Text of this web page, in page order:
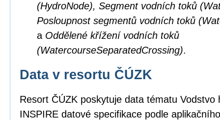
(HydroNode), Segment vodních toků
Posloupnost segmentů vodních toků
a Oddělené křížení vodních toků
(WatercourseSeparatedCrossing).
Data v resortu ČÚZK
Resort ČÚZK poskytuje data tématu Vodstvo
INSPIRE datové specifikace podle